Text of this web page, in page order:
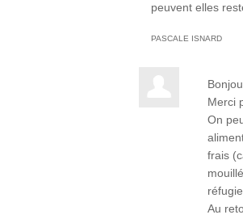
peuvent elles
PASCALE ISNARD
Merci
On
frais
Au